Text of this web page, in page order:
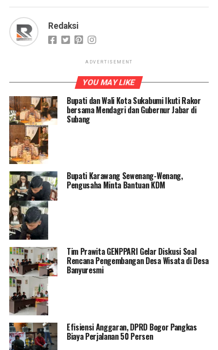
Redaksi
ADVERTISEMENT
YOU MAY LIKE
Bupati dan Wali Kota Sukabumi Ikuti Rakor
bersama Mendagri dan Gubernur Jabar di
Subang
Bupati Karawang Sewenang-Wenang,
Pengusaha Minta Bantuan KDM
Tim Prawita GENPPARI Gelar Diskusi Soal
Rencana Pengembangan Desa Wisata di Desa
Banyuresmi
Efisiensi Anggaran, DPRD Bogor Pangkas
Biaya Perjalanan 50 Persen